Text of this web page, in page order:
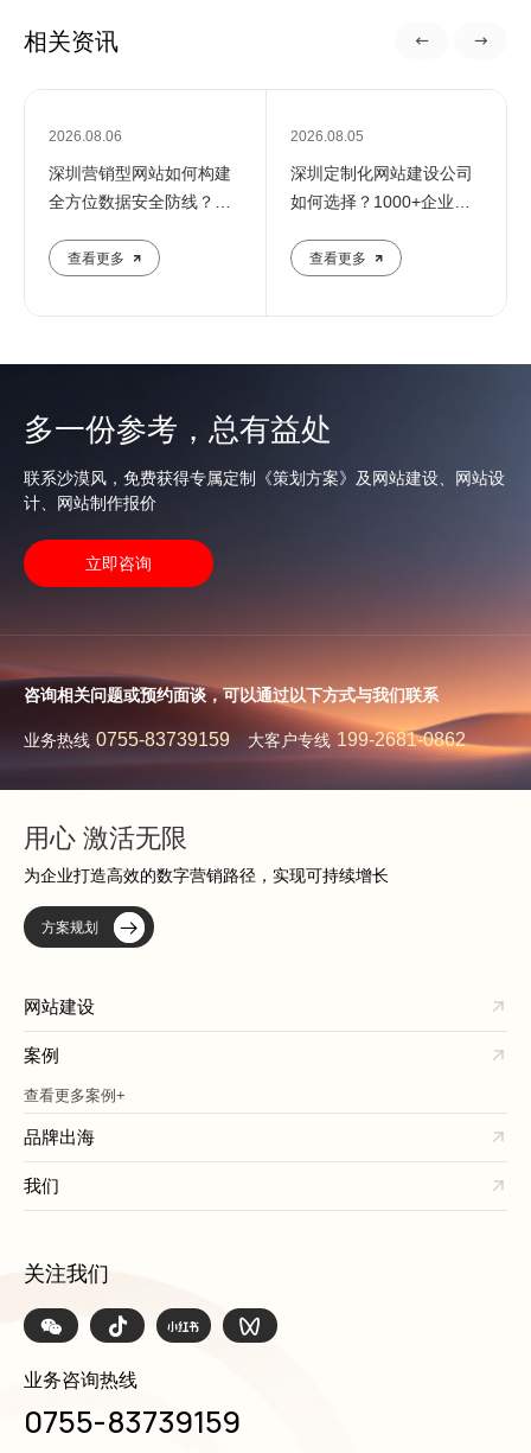
相关资讯
2026.08.06
深圳营销型网站如何构建
全方位数据安全防线？专
查看更多
2026.08.05
深圳定制化网站建设公司
如何选择？1000+企业推
查看更多
多一份参考，总有益处
联系沙漠风，免费获得专属定制《策划方案》及网站建设、网站设
计、网站制作报价
立即咨询
咨询相关问题或预约面谈，可以通过以下方式与我们联系
业务热线 0755-83739159 大客户专线 199-2681-0862
用心 激活无限
为企业打造高效的数字营销路径，实现可持续增长
方案规划
网站建设
案例
查看更多案例+
品牌出海
我们
关注我们
业务咨询热线
0755-83739159